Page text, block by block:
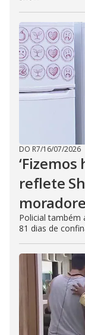
DO R7/16/07/2026
reflete
Policial também
81 dias de